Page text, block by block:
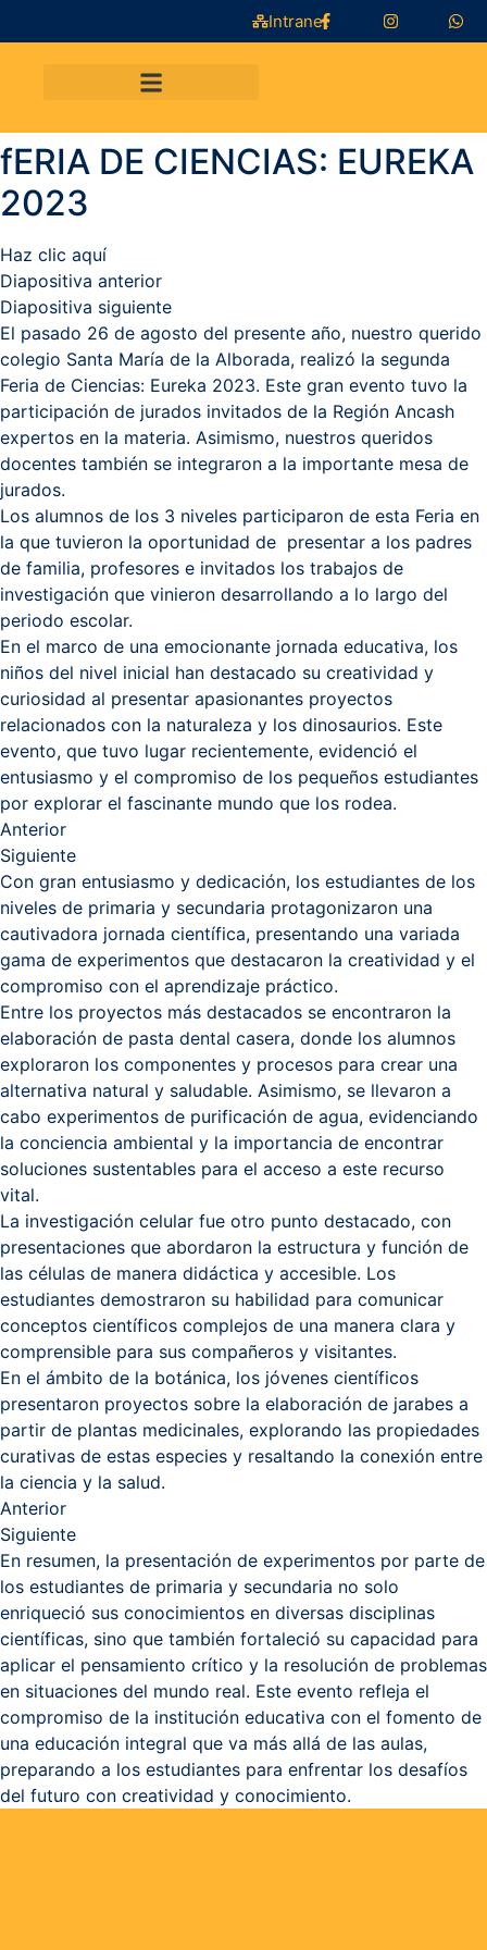
Intranet
fERIA DE CIENCIAS: EUREKA
2023
Haz clic aquí
Diapositiva anterior
Diapositiva siguiente
El pasado 26 de agosto del presente año, nuestro querido
colegio Santa María de la Alborada, realizó la segunda
Feria de Ciencias: Eureka 2023. Este gran evento tuvo la
participación de jurados invitados de la Región Ancash
expertos en la materia. Asimismo, nuestros queridos
docentes también se integraron a la importante mesa de
jurados.
Los alumnos de los 3 niveles participaron de esta Feria en
la que tuvieron la oportunidad de presentar a los padres
de familia, profesores e invitados los trabajos de
investigación que vinieron desarrollando a lo largo del
periodo escolar.
En el marco de una emocionante jornada educativa, los
niños del nivel inicial han destacado su creatividad y
curiosidad al presentar apasionantes proyectos
relacionados con la naturaleza y los dinosaurios. Este
evento, que tuvo lugar recientemente, evidenció el
entusiasmo y el compromiso de los pequeños estudiantes
por explorar el fascinante mundo que los rodea.
Anterior
Siguiente
Con gran entusiasmo y dedicación, los estudiantes de los
niveles de primaria y secundaria protagonizaron una
cautivadora jornada científica, presentando una variada
gama de experimentos que destacaron la creatividad y el
compromiso con el aprendizaje práctico.
Entre los proyectos más destacados se encontraron la
elaboración de pasta dental casera, donde los alumnos
exploraron los componentes y procesos para crear una
alternativa natural y saludable. Asimismo, se llevaron a
cabo experimentos de purificación de agua, evidenciando
la conciencia ambiental y la importancia de encontrar
soluciones sustentables para el acceso a este recurso
vital.
La investigación celular fue otro punto destacado, con
presentaciones que abordaron la estructura y función de
las células de manera didáctica y accesible. Los
estudiantes demostraron su habilidad para comunicar
conceptos científicos complejos de una manera clara y
comprensible para sus compañeros y visitantes.
En el ámbito de la botánica, los jóvenes científicos
presentaron proyectos sobre la elaboración de jarabes a
partir de plantas medicinales, explorando las propiedades
curativas de estas especies y resaltando la conexión entre
la ciencia y la salud.
Anterior
Siguiente
En resumen, la presentación de experimentos por parte de
los estudiantes de primaria y secundaria no solo
enriqueció sus conocimientos en diversas disciplinas
científicas, sino que también fortaleció su capacidad para
aplicar el pensamiento crítico y la resolución de problemas
en situaciones del mundo real. Este evento refleja el
compromiso de la institución educativa con el fomento de
una educación integral que va más allá de las aulas,
preparando a los estudiantes para enfrentar los desafíos
del futuro con creatividad y conocimiento.